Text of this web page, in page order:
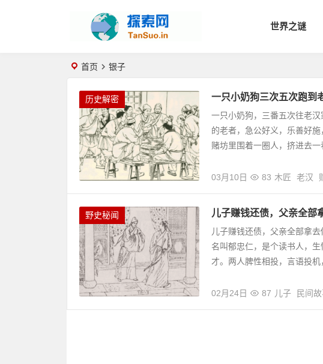
世界之谜
首页 银子
历史解密 一只小奶狗三次五次跑到
一只小奶狗，三番五次往老
的老者，急公好义，乐善好
赌坊里围着一圈人，挤进去一
03月10日 83 木匠 老汉
野史秘闻 儿子赚钱还债，父亲全部
儿子赚钱还债，父亲全部拿
名叫郁忠仁，是个读书人，
才。两人脾性相投，言语投机
02月24日 87 儿子 民间